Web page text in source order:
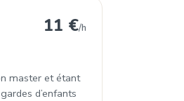
11 €/h
master et étant
d’enfants